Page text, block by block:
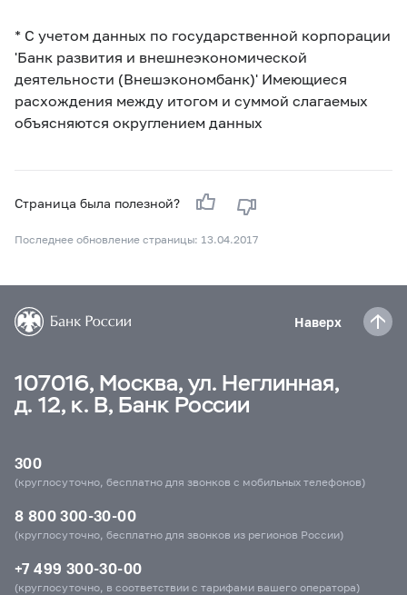
* С учетом данных по государственной корпорации
'Банк развития и внешнеэкономической
деятельности (Внешэкономбанк)' Имеющиеся
расхождения между итогом и суммой слагаемых
объясняются округлением данных
Страница была полезной?
Последнее обновление страницы: 13.04.2017
Наверх
107016, Москва, ул. Неглинная,
д. 12, к. В, Банк России
300
(круглосуточно, бесплатно для звонков с мобильных телефонов)
8 800 300-30-00
(круглосуточно, бесплатно для звонков из регионов России)
+7 499 300-30-00
(круглосуточно, в соответствии с тарифами вашего оператора)